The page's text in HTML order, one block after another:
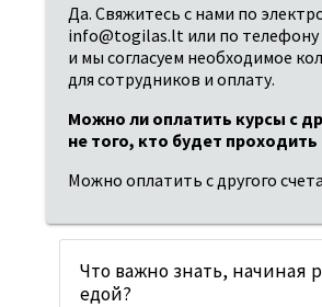
Да. Свяжитесь с нами по
info@togilas.lt или по телефону
и мы согласуем необходимое
для сотрудников и оплату.
Можно ли оплатить курсы с
не того, кто будет проходить
Можно оплатить с другого
Что важно знать, начиная
едой?